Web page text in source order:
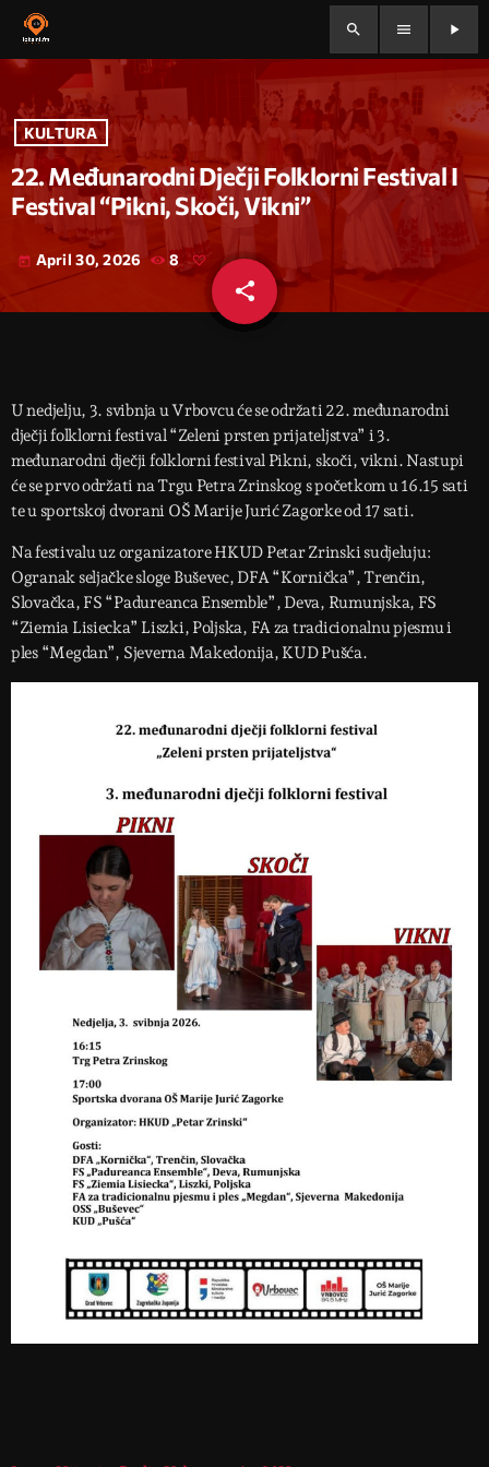
search menu play_arrow
KULTURA
22. Međunarodni Dječji Folklorni Festival I
Festival “Pikni, Skoči, Vikni”
today April 30, 2026 8
share
email
U nedjelju, 3. svibnja u Vrbovcu će se održati 22. međunarodni
dječji folklorni festival “Zeleni prsten prijateljstva” i 3.
međunarodni dječji folklorni festival Pikni, skoči, vikni. Nastupi
će se prvo održati na Trgu Petra Zrinskog s početkom u 16.15 sati
te u sportskoj dvorani OŠ Marije Jurić Zagorke od 17 sati.
Na festivalu uz organizatore HKUD Petar Zrinski sudjeluju:
Ogranak seljačke sloge Buševec, DFA “Kornička”, Trenčin,
Slovačka, FS “Padureanca Ensemble”, Deva, Rumunjska, FS
“Ziemia Lisiecka” Liszki, Poljska, FA za tradicionalnu pjesmu i
ples “Megdan”, Sjeverna Makedonija, KUD Pušća.